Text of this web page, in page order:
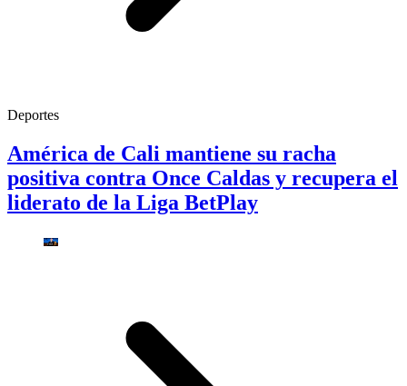
Deportes
América de Cali mantiene su racha
positiva contra Once Caldas y recupera el
liderato de la Liga BetPlay